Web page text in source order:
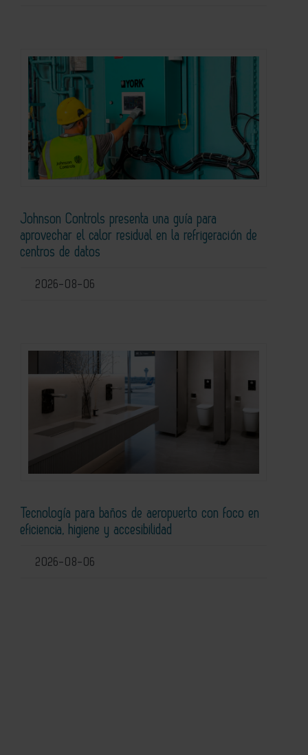
Johnson Controls presenta una guía para
aprovechar el calor residual en la refrigeración de
centros de datos
2026-08-06
Tecnología para baños de aeropuerto con foco en
eficiencia, higiene y accesibilidad
2026-08-06